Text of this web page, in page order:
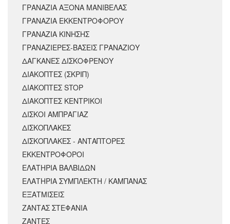
ΓΡΑΝΑΖΙΑ ΑΞΟΝΑ ΜΑΝΙΒΕΛΑΣ
ΓΡΑΝΑΖΙΑ ΕΚΚΕΝΤΡΟΦΟΡΟΥ
ΓΡΑΝΑΖΙΑ ΚΙΝΗΣΗΣ
ΓΡΑΝΑΖΙΕΡΕΣ-ΒΑΣΕΙΣ ΓΡΑΝΑΖΙΟΥ
ΔΑΓΚΑΝΕΣ ΔΙΣΚΟΦΡΕΝΟΥ
ΔΙΑΚΟΠΤΕΣ (ΣΚΡΙΠ)
ΔΙΑΚΟΠΤΕΣ STOP
ΔΙΑΚΟΠΤΕΣ ΚΕΝΤΡΙΚΟΙ
ΔΙΣΚΟΙ ΑΜΠΡΑΓΙΑΖ
ΔΙΣΚΟΠΛΑΚΕΣ
ΔΙΣΚΟΠΛΑΚΕΣ - ΑΝΤΑΠΤΟΡΕΣ
ΕΚΚΕΝΤΡΟΦΟΡΟΙ
ΕΛΑΤΗΡΙΑ ΒΑΛΒΙΔΩΝ
ΕΛΑΤΗΡΙΑ ΣΥΜΠΛΕΚΤΗ / ΚΑΜΠΑΝΑΣ
ΕΞΑΤΜΙΣΕΙΣ
ΖΑΝΤΑΣ ΣΤΕΦΑΝΙΑ
ΖΑΝΤΕΣ